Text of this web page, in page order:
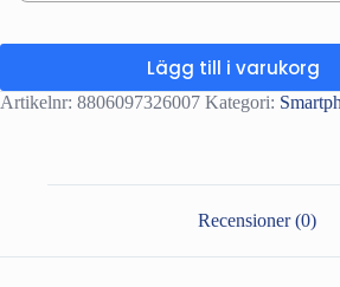
Lägg till i varukorg
Artikelnr: 8806097326007 Kategori:
Recensioner (0)